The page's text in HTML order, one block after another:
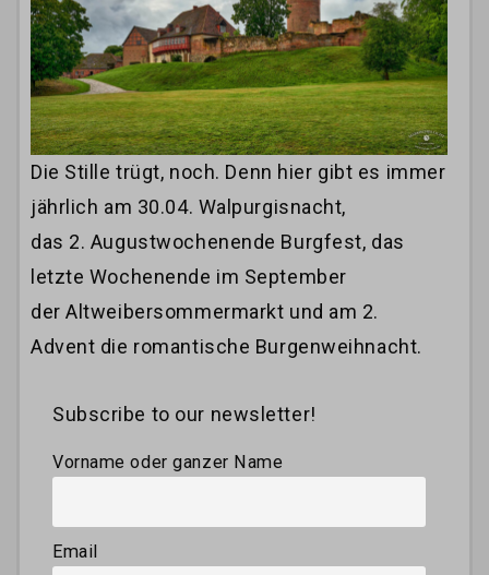
Die Stille trügt, noch. Denn hier gibt es immer
jährlich am 30.04. Walpurgisnacht,
das 2. Augustwochenende Burgfest, das
letzte Wochenende im September
der Altweibersommermarkt und am 2.
Advent die romantische Burgenweihnacht.
Subscribe to our newsletter!
Vorname oder ganzer Name
Email